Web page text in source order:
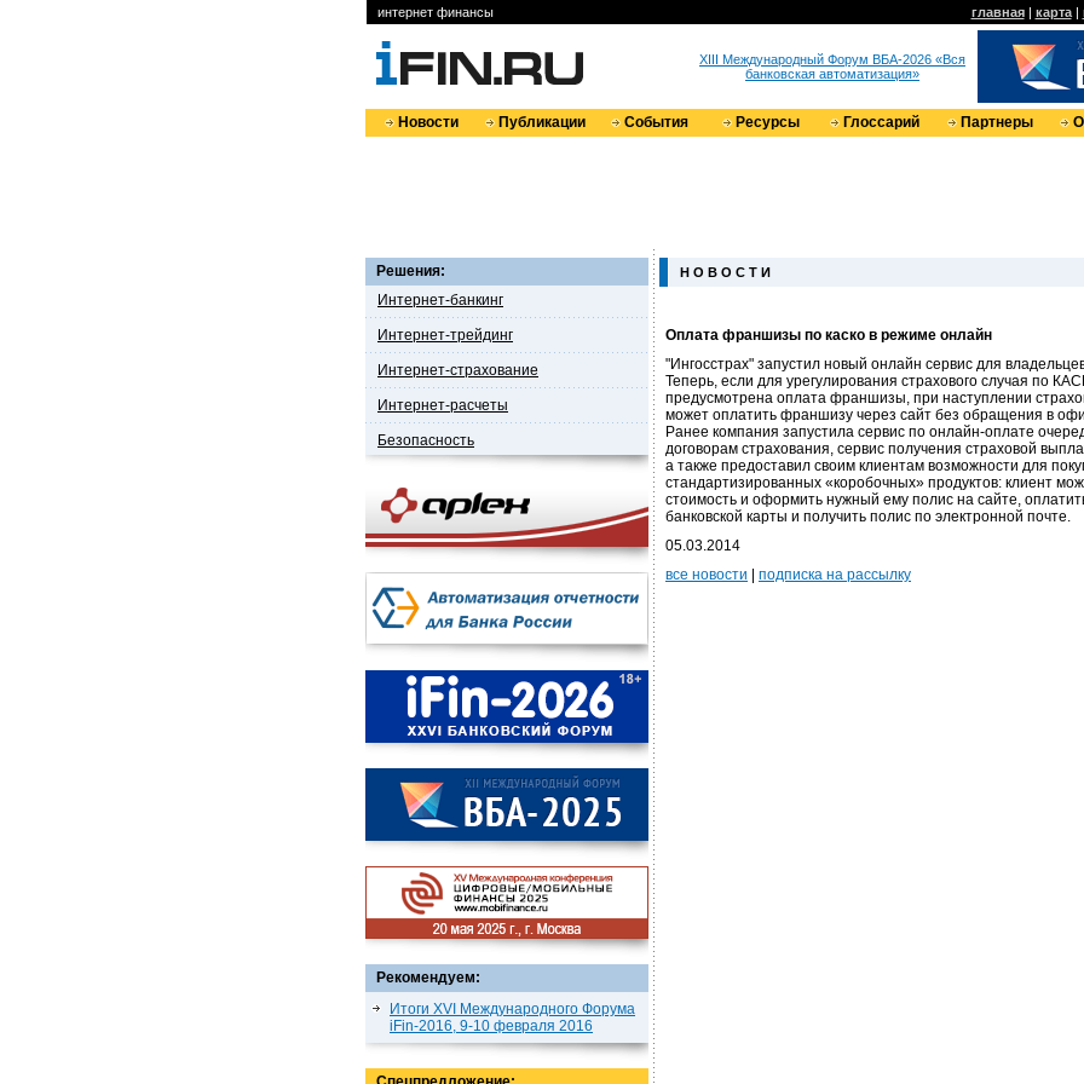
интернет финансы главная| карта|
XIII Международный Форум ВБА-2026 «Вся
банковская автоматизация»
Новости Публикации События Ресурсы Глоссарий Партнеры О
Решения:
Интернет-банкинг
Интернет-трейдинг
Интернет-страхование
Интернет-расчеты
Безопасность
Рекомендуем:
Итоги XVI Международного Форума
iFin-2016, 9-10 февраля 2016
Н О В О С Т И
Оплата франшизы по каско в режиме онлайн
"Ингосстрах" запустил новый онлайн сервис для
Теперь, если для урегулирования страхового случая по
предусмотрена оплата франшизы, при наступлении
может оплатить франшизу через сайт без обращения в
Ранее компания запустила сервис по онлайн-оплате
договорам страхования, сервис получения страховой
а также предоставил своим клиентам возможности для
стандартизированных «коробочных» продуктов: клиент
стоимость и оформить нужный ему полис на сайте,
банковской карты и получить полис по электронной почте.
05.03.2014
все новости
подписка на рассылку